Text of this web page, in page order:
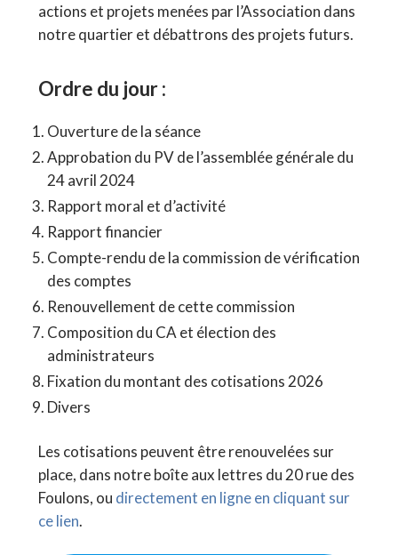
actions et projets menées par l’Association dans
notre quartier et débattrons des projets futurs.
Ordre du jour :
Ouverture de la séance
Approbation du PV de l’assemblée générale du
24 avril 2024
Rapport moral et d’activité
Rapport financier
Compte-rendu de la commission de vérification
des comptes
Renouvellement de cette commission
Composition du CA et élection des
administrateurs
Fixation du montant des cotisations 2026
Divers
Les cotisations peuvent être renouvelées sur
place, dans notre boîte aux lettres du 20 rue des
Foulons, ou directement en ligne en cliquant sur
ce lien.